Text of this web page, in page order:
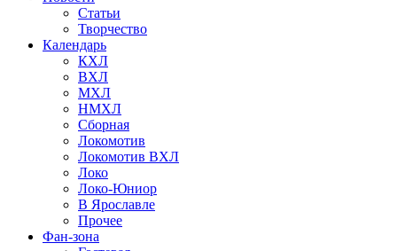
Статьи
Творчество
Календарь
КХЛ
ВХЛ
МХЛ
НМХЛ
Сборная
Локомотив
Локомотив ВХЛ
Локо
Локо-Юниор
В Ярославле
Прочее
Фан-зона